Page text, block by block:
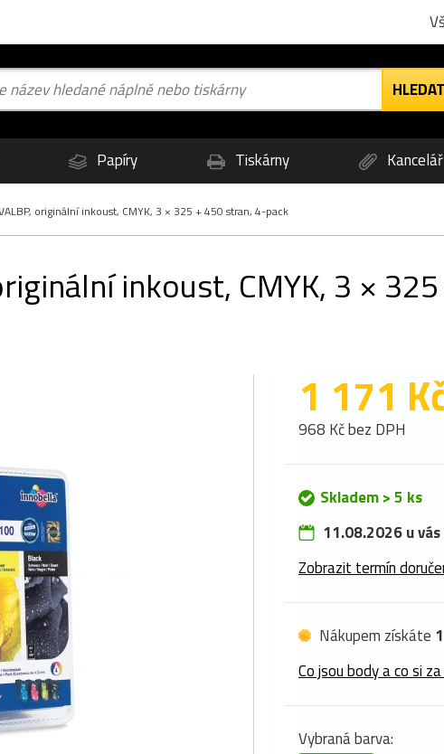
Papíry Tiskárny Kancelář
originální inkoust, CMYK, 3 × 325 + 450 stran, 4-pack
inkoust, CMYK, 3 ×
1 171
968 Kč bez DPH
Skladem > 5 ks
11.08.2026 u vás
Zobrazit termín
Nákupem získáte
Co jsou body a co si
Vybraná barva: